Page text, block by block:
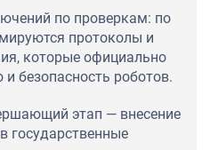
по проверкам: по
протоколы и
которые официально
безопасность роботов.
этап — внесение
государственные